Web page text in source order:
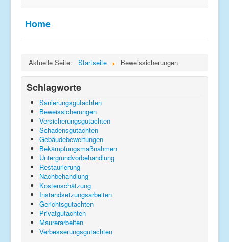
Impressum
Datenschutz
Home
Aktuelle Seite: Startseite Beweissicherungen
Schlagworte
Sanierungsgutachten
Beweissicherungen
Versicherungsgutachten
Schadensgutachten
Gebäudebewertungen
Bekämpfungsmaßnahmen
Untergrundvorbehandlung
Restaurierung
Nachbehandlung
Kostenschätzung
Instandsetzungsarbeiten
Gerichtsgutachten
Privatgutachten
Maurerarbeiten
Verbesserungsgutachten